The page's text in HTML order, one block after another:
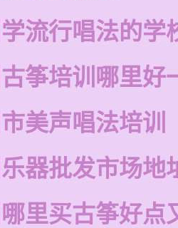
流行唱法的学
筝培训哪里好
美声唱法培训
器批发市场地
里买古筝好点